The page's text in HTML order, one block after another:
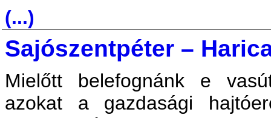
(...)
Sajószentpéter –
Mielőtt belefognánk e
azokat a gazdasági